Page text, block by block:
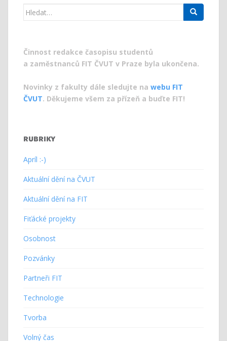
Search
Činnost redakce časopisu studentů
a zaměstnanců FIT ČVUT v Praze byla ukončena.
Novinky z fakulty dále sledujte na webu FIT
ČVUT. Děkujeme všem za přízeň a buďte FIT!
RUBRIKY
Apríl :-)
Aktuální dění na ČVUT
Aktuální dění na FIT
Fiťácké projekty
Osobnost
Pozvánky
Partneři FIT
Technologie
Tvorba
Volný čas